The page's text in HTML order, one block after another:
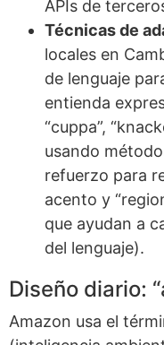
APIs de
Técnicas de
locales en
de lenguaje
entienda
“cuppa”,
usando
refuerzo para
acento y
que ayudan a
del lenguaje).
Diseño diario:
Amazon usa el